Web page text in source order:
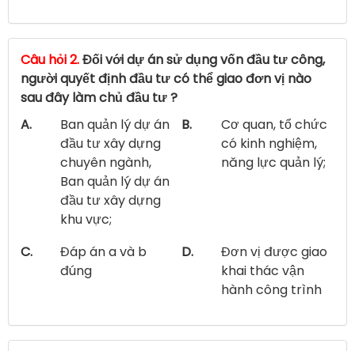
Câu hỏi 2.Đối với dự án sử dụng vốn đầu tư công,
người quyết định đầu tư có thể giao đơn vị nào
sau đây làm chủ đầu tư ?
A.
Ban quản lý dự án
đầu tư xây dựng
chuyên ngành,
Ban quản lý dự án
đầu tư xây dựng
khu vực;
B.
Cơ quan, tổ chức
có kinh nghiệm,
năng lực quản lý;
C.
Đáp án a và b
đúng
D.
Đơn vị được giao
khai thác vận
hành công trình